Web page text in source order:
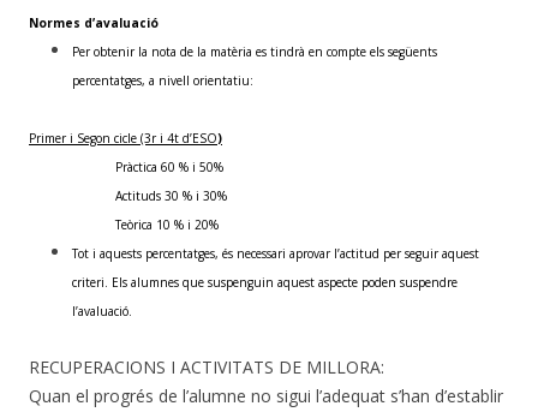
Normes d’avaluació
Per obtenir la nota de la matèria es tindrà en compte els següents
percentatges, a nivell orientatiu:
Primer i Segon cicle (3r i 4t d’ESO)
Pràctica 60 % i 50%
Actituds 30 % i 30%
Teòrica 10 % i 20%
Tot i aquests percentatges, és necessari aprovar l’actitud per seguir aquest
criteri. Els alumnes que suspenguin aquest aspecte poden suspendre
l’avaluació.
RECUPERACIONS I ACTIVITATS DE MILLORA:
Quan el progrés de l’alumne no sigui l’adequat s’han d’establir